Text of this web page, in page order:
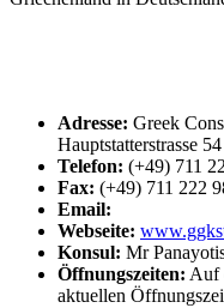
Adresse: Greek
Hauptstatterstrasse
Telefon: (+49) 711
Fax: (+49) 711 222
Email:
Webseite:
Konsul: Mr
Öffnungszeiten: Auf
aktuellen